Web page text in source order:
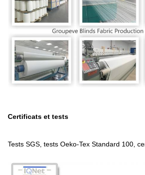
Certificats et tests
Tests SGS, tests Oeko-Tex Standard 100,